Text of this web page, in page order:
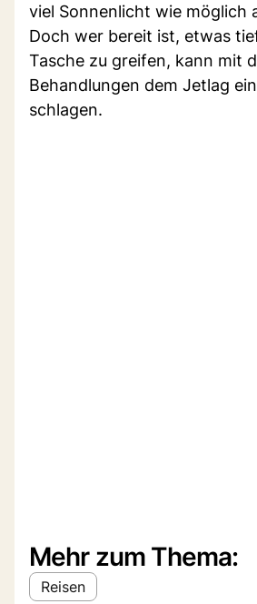
viel Sonnenlicht wie möglich
Doch wer bereit ist, etwas
Tasche zu greifen, kann mit
Behandlungen dem Jetlag
schlagen.
Mehr zum Thema:
Reisen